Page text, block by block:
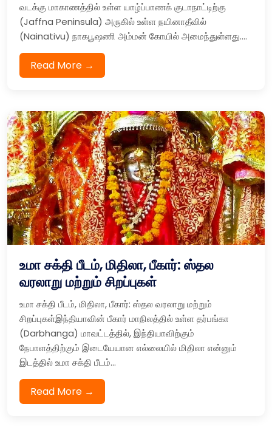
வடக்கு மாகாணத்தில் உள்ள யாழ்ப்பாணக் குடாநாட்டிற்கு
(Jaffna Peninsula) அருகில் உள்ள நயினாதீவில்
(Nainativu) நாகபூஷணி அம்மன் கோயில் அமைந்துள்ளது....
Read More →
உமா சக்தி பீடம், மிதிலா, பீகார்: ஸ்தல
வரலாறு மற்றும் சிறப்புகள்
உமா சக்தி பீடம், மிதிலா, பீகார்: ஸ்தல வரலாறு மற்றும்
சிறப்புகள்இந்தியாவின் பீகார் மாநிலத்தில் உள்ள தர்பங்கா
(Darbhanga) மாவட்டத்தில், இந்தியாவிற்கும்
நேபாளத்திற்கும் இடையேயான எல்லையில் மிதிலா என்னும்
இடத்தில் உமா சக்தி பீடம்...
Read More →